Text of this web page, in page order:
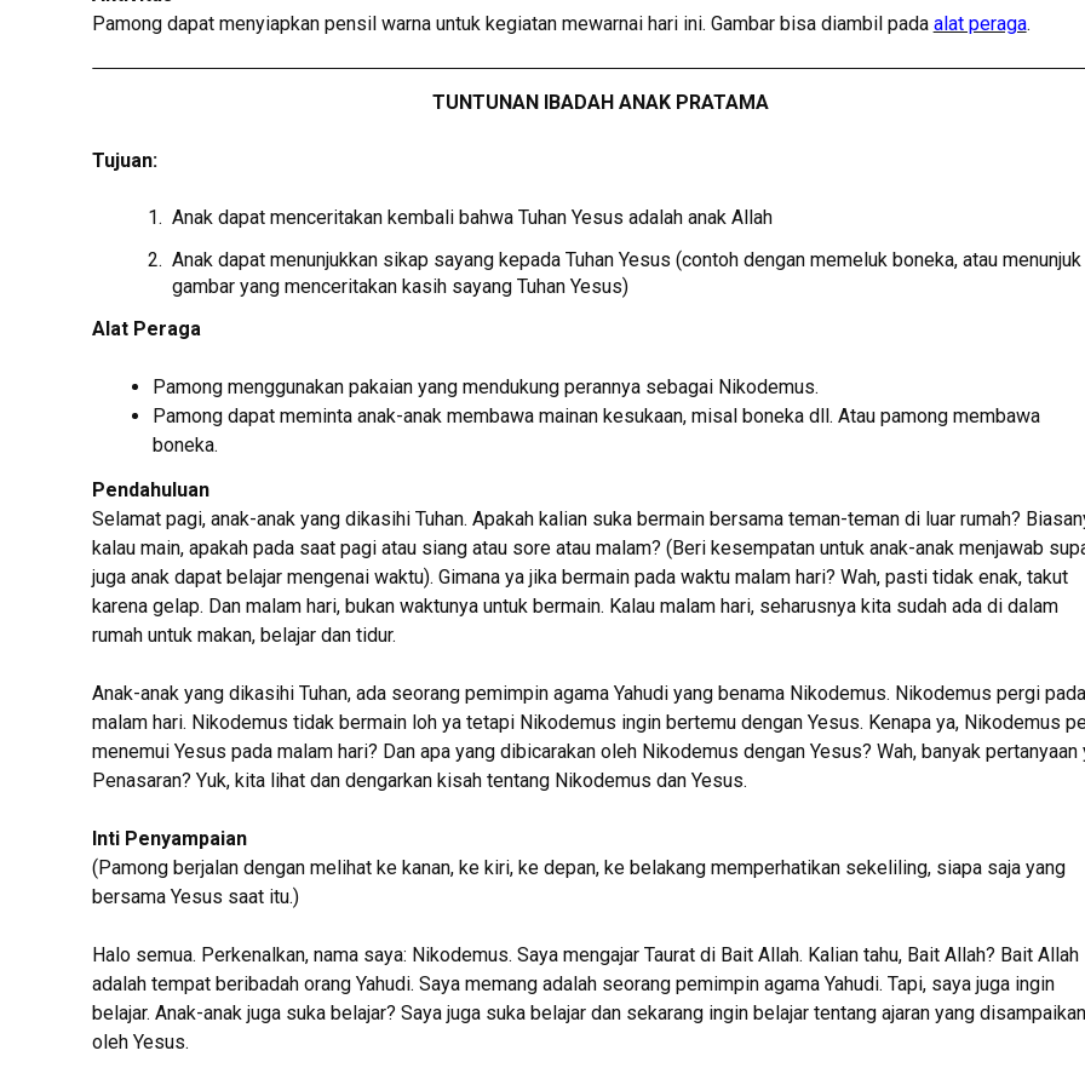
Pamong dapat menyiapkan pensil warna untuk kegiatan mewarnai hari ini. Gambar bisa diambil pada alat peraga.
TUNTUNAN IBADAH ANAK PRATAMA
Tujuan:
Anak dapat menceritakan kembali bahwa Tuhan Yesus adalah anak Allah
Anak dapat menunjukkan sikap sayang kepada Tuhan Yesus (contoh dengan memeluk boneka, atau menunjuk
gambar yang menceritakan kasih sayang Tuhan Yesus)
Alat Peraga
Pamong menggunakan pakaian yang mendukung perannya sebagai Nikodemus.
Pamong dapat meminta anak-anak membawa mainan kesukaan, misal boneka dll. Atau pamong membawa
boneka.
Pendahuluan
Selamat pagi, anak-anak yang dikasihi Tuhan. Apakah kalian suka bermain bersama teman-teman di luar rumah?
kalau main, apakah pada saat pagi atau siang atau sore atau malam? (Beri kesempatan untuk anak-anak menjawab
juga anak dapat belajar mengenai waktu). Gimana ya jika bermain pada waktu malam hari? Wah, pasti tidak enak, takut
karena gelap. Dan malam hari, bukan waktunya untuk bermain. Kalau malam hari, seharusnya kita sudah ada di dalam
rumah untuk makan, belajar dan tidur.
Anak-anak yang dikasihi Tuhan, ada seorang pemimpin agama Yahudi yang benama Nikodemus. Nikodemus pergi pada
malam hari. Nikodemus tidak bermain loh ya tetapi Nikodemus ingin bertemu dengan Yesus. Kenapa ya, Nikodemus
menemui Yesus pada malam hari? Dan apa yang dibicarakan oleh Nikodemus dengan Yesus? Wah, banyak pertanyaan
Penasaran? Yuk, kita lihat dan dengarkan kisah tentang Nikodemus dan Yesus.
Inti Penyampaian
(Pamong berjalan dengan melihat ke kanan, ke kiri, ke depan, ke belakang memperhatikan sekeliling, siapa saja yang
bersama Yesus saat itu.)
Halo semua. Perkenalkan, nama saya: Nikodemus. Saya mengajar Taurat di Bait Allah. Kalian tahu, Bait Allah? Bait Allah
adalah tempat beribadah orang Yahudi. Saya memang adalah seorang pemimpin agama Yahudi. Tapi, saya juga ingin
belajar. Anak-anak juga suka belajar? Saya juga suka belajar dan sekarang ingin belajar tentang ajaran yang disampaikan
oleh Yesus.